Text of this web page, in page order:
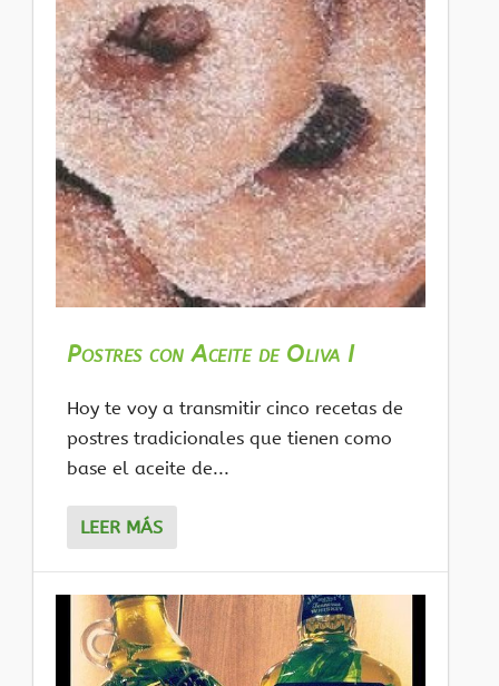
Postres con Aceite de Oliva I
Hoy te voy a transmitir cinco recetas de
postres tradicionales que tienen como
base el aceite de...
LEER MÁS